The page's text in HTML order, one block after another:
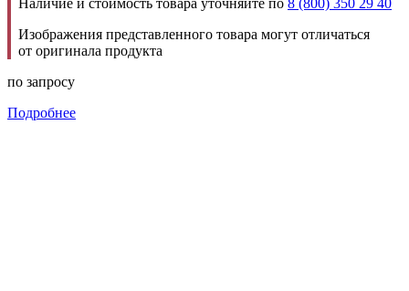
Изображения представленного товара могут отличаться
от оригинала продукта
по запросу
Подробнее